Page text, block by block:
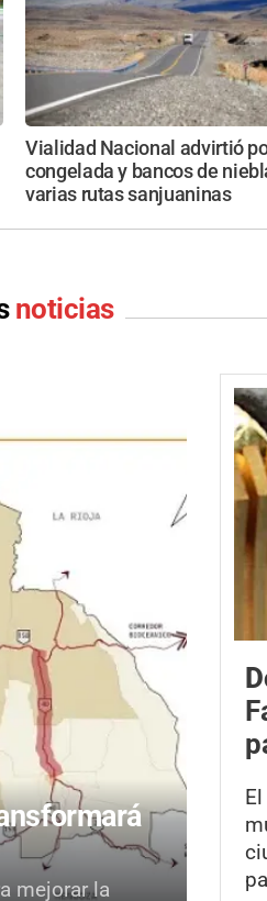
Vialidad Nacional advirtió
congelada y bancos de
varias rutas sanjuaninas
noticias
mejorar la